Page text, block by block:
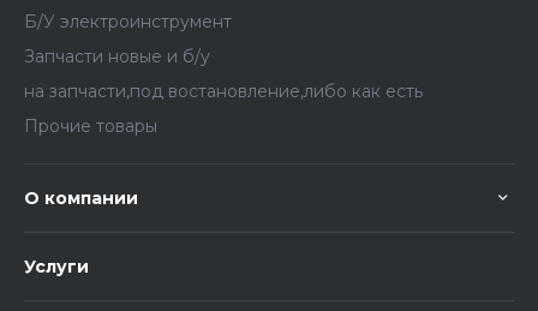
Б/У электроинструмент
Запчасти новые и б/у
на запчасти,под востановление,либо как есть
Прочие товары
О компании
Услуги